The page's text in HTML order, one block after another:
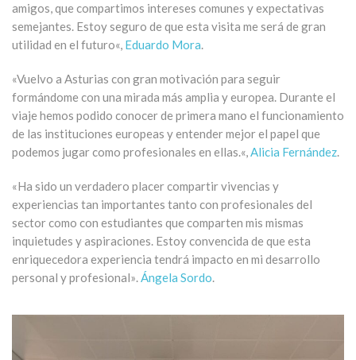
amigos, que compartimos intereses comunes y expectativas
semejantes. Estoy seguro de que esta visita me será de gran
utilidad en el futuro«, Eduardo Mora.
«Vuelvo a Asturias con gran motivación para seguir
formándome con una mirada más amplia y europea. Durante el
viaje hemos podido conocer de primera mano el funcionamiento
de las instituciones europeas y entender mejor el papel que
podemos jugar como profesionales en ellas.«,Alicia Fernández.
«Ha sido un verdadero placer compartir vivencias y
experiencias tan importantes tanto con profesionales del
sector como con estudiantes que comparten mis mismas
inquietudes y aspiraciones. Estoy convencida de que esta
enriquecedora experiencia tendrá impacto en mi desarrollo
personal y profesional».Ángela Sordo.